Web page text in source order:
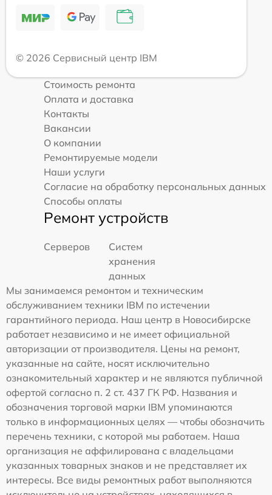
© 2026 Сервисный центр IBM
Стоимость ремонта
Оплата и доставка
Контакты
Вакансии
О компании
Ремонтируемые модели
Наши услуги
Согласие на обработку персональных данных
Способы оплаты
Ремонт устройств
Серверов
Систем
хранения
данных
Мы занимаемся ремонтом и техническим
обслуживанием техники IBM по истечении
гарантийного периода. Наш центр в Новосибирске
работает независимо и не имеет официальной
авторизации от производителя. Цены на ремонт,
указанные на сайте, носят исключительно
ознакомительный характер и не являются публичной
офертой согласно п. 2 ст. 437 ГК РФ. Названия и
обозначения торговой марки IBM упоминаются
только в информационных целях — чтобы обозначить
перечень техники, с которой мы работаем. Наша
организация не аффилирована с владельцами
указанных товарных знаков и не представляет их
интересы. Все виды ремонтных работ выполняются